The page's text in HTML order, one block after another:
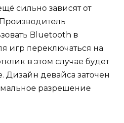
сильно зависят от
Bluetooth в
игр переключаться на
в этом случае будет
Дизайн девайса заточен
разрешение